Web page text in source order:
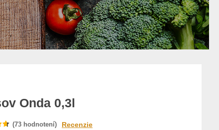
Onda 0,3l
(73 hodnotení) Recenzie